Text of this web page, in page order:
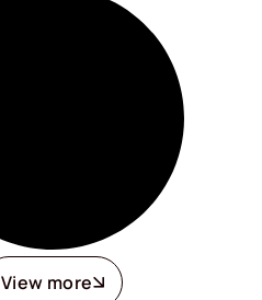
View more